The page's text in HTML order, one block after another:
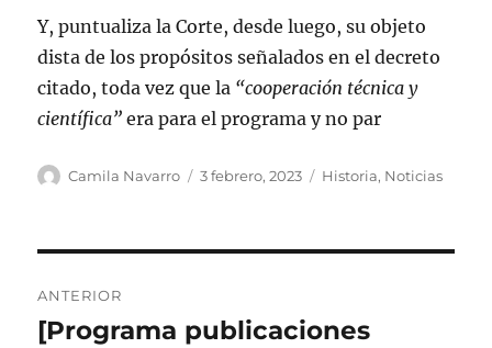
Y, puntualiza la Corte, desde luego, su objeto
dista de los propósitos señalados en el decreto
citado, toda vez que la “cooperación técnica y
científica” era para el programa y no par
Autor
Camila Navarro
Publicado
3 febrero, 2023 Categorías
Historia, Noticias
de
ANTERIOR
Entrada
[Programa publicaciones